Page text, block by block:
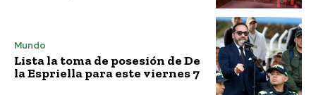
Mundo
Lista la toma de posesión de De
la Espriella para este viernes 7